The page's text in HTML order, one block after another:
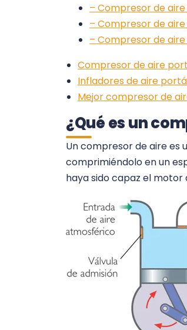
– Compresor de
– Compresor de
– Compresor de
Compresor de aire
Infladores de aire
Mejor compresor de
¿Qué es un
Un compresor de aire es
comprimiéndolo en un
haya sido capaz el motor